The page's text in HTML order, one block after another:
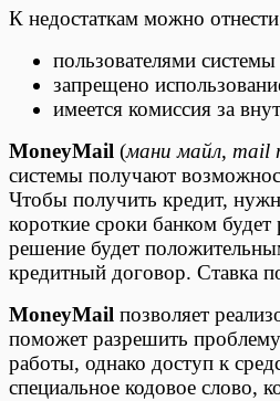
К недостаткам можно
пользователями
запрещено
имеется комиссия за
MoneyMail (мани майл, mail
системы получают
Чтобы получить кредит,
короткие сроки банком
решение будет
кредитный договор. Ставка
MoneyMail позволяет
поможет разрешить
работы, однако доступ к
специальное кодовое слово,